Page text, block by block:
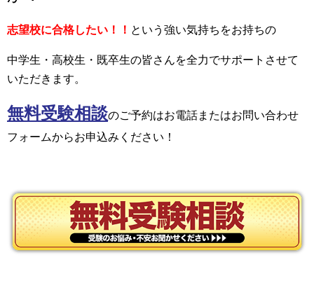
志望校に合格したい！！ という強い気持ちをお持ちの
中学生・高校生・既卒生の皆さんを全力でサポートさせて
いただきます。
無料受験相談のご予約はお電話またはお問い合わせ
フォームからお申込みください！